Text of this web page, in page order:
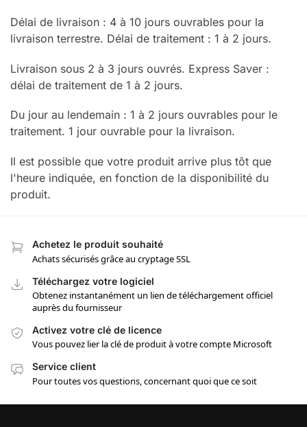
Délai de livraison : 4 à 10 jours ouvrables pour la
livraison terrestre. Délai de traitement : 1 à 2 jours.
Livraison sous 2 à 3 jours ouvrés. Express Saver :
délai de traitement de 1 à 2 jours.
Du jour au lendemain : 1 à 2 jours ouvrables pour le
traitement. 1 jour ouvrable pour la livraison.
Il est possible que votre produit arrive plus tôt que
l'heure indiquée, en fonction de la disponibilité du
produit.
Achetez le produit souhaité
Achats sécurisés grâce au cryptage SSL
Téléchargez votre logiciel
Obtenez instantanément un lien de téléchargement officiel
auprès du fournisseur
Activez votre clé de licence
Vous pouvez lier la clé de produit à votre compte Microsoft
Service client
Pour toutes vos questions, concernant quoi que ce soit